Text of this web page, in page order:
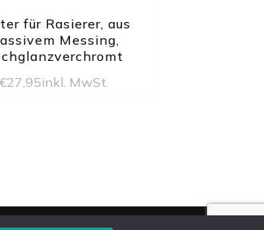
für Rasierer, aus
Messing,
€27,95inkl. MwSt.